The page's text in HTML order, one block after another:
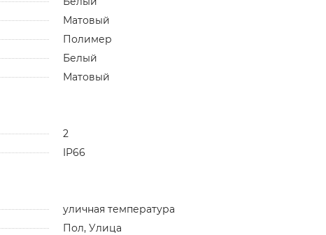
Матовый
Полимер
Белый
Матовый
2
IP66
уличная температура
Пол, Улица